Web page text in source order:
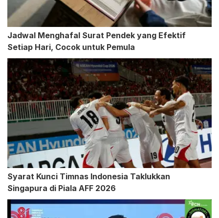
Jadwal Menghafal Surat Pendek yang Efektif
Setiap Hari, Cocok untuk Pemula
Syarat Kunci Timnas Indonesia Taklukkan
Singapura di Piala AFF 2026